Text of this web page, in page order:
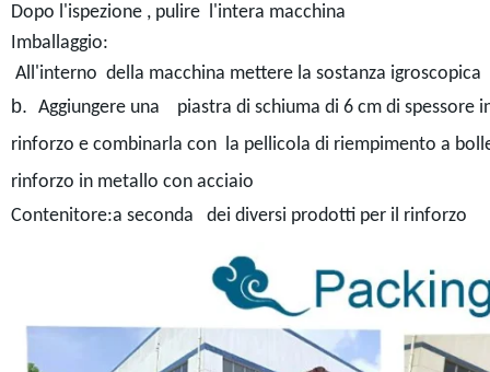
Dopo l'ispezione , pulire l'intera macchina
Imballaggio:
All'interno della macchina mettere la sostanza igroscopica
b. Aggiungere una piastra di schiuma di 6 cm di
rinforzo e combinarla con la pellicola di riempimento a
rinforzo in metallo con acciaio
Contenitore:a seconda dei diversi prodotti per il rinforzo